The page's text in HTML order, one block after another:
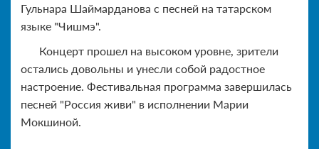
Гульнара Шаймарданова с песней на татарском
языке "Чишмэ".
Концерт прошел на высоком уровне, зрители
остались довольны и унесли собой радостное
настроение. Фестивальная программа завершилась
песней "Россия живи" в исполнении Марии
Мокшиной.